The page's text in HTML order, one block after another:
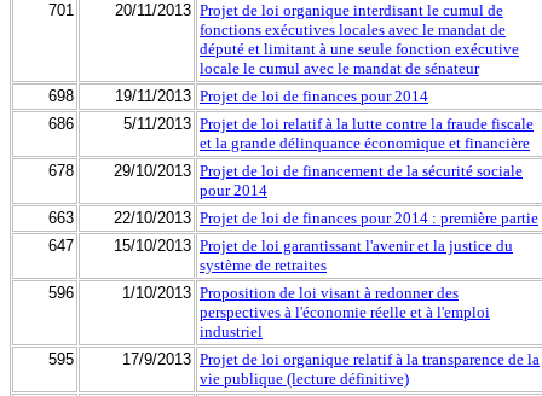
701
20/11/2013 Projet de loi organique interdisant le cumul de
fonctions exécutives locales avec le mandat de
député et limitant à une seule fonction exécutive
locale le cumul avec le mandat de sénateur
698
19/11/2013 Projet de loi de finances pour 2014
686
5/11/2013 Projet de loi relatif à la lutte contre la fraude fiscale
et la grande délinquance économique et financière
678
29/10/2013 Projet de loi de financement de la sécurité sociale
pour 2014
663
22/10/2013 Projet de loi de finances pour 2014 : première partie
647
15/10/2013 Projet de loi garantissant l'avenir et la justice du
système de retraites
596
1/10/2013 Proposition de loi visant à redonner des
perspectives à l'économie réelle et à l'emploi
industriel
595
17/9/2013 Projet de loi organique relatif à la transparence de la
vie publique (lecture définitive)